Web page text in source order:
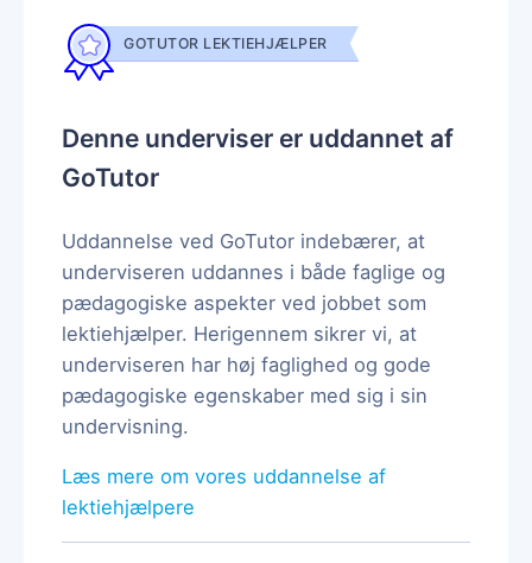
GOTUTOR LEKTIEHJÆLPER
Denne underviser er uddannet af
GoTutor
Uddannelse ved GoTutor indebærer, at
underviseren uddannes i både faglige og
pædagogiske aspekter ved jobbet som
lektiehjælper. Herigennem sikrer vi, at
underviseren har høj faglighed og gode
pædagogiske egenskaber med sig i sin
undervisning.
Læs mere om vores uddannelse af
lektiehjælpere